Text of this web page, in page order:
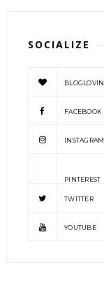
SOCIALIZE
BLOGLOVIN
FACEBOOK
INSTAGRAM
PINTEREST
TWITTER
YOUTUBE